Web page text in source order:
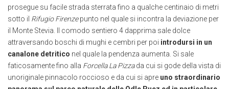
prosegue su facile strada sterrata fino a qualche centinaio di metri
sotto il Rifugio Firenzepunto nel quale si incontra la deviazione per
il Monte Stevia. Il comodo sentiero 4 dapprima sale dolce
attraversando boschi di mughi e cembri per poi introdursi in un
canalone detritico nel quale la pendenza aumenta. Si sale
faticosamente fino alla Forcella La Pizzada cui si gode della vista di
unoriginale pinnacolo roccioso e da cui si apre uno straordinario